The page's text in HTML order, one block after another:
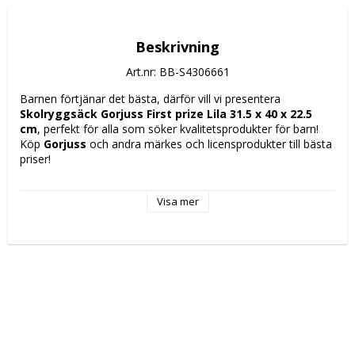
Beskrivning
Art.nr: BB-S4306661
Skolryggsäck Gorjuss First prize Lila 31.5 x 40 x 22.5
cm, perfekt för alla som söker kvalitetsprodukter för barn!
Köp Gorjuss och andra märkes och licensprodukter till bästa
priser!
Rekommenderad användning: Ungdom
Visa mer